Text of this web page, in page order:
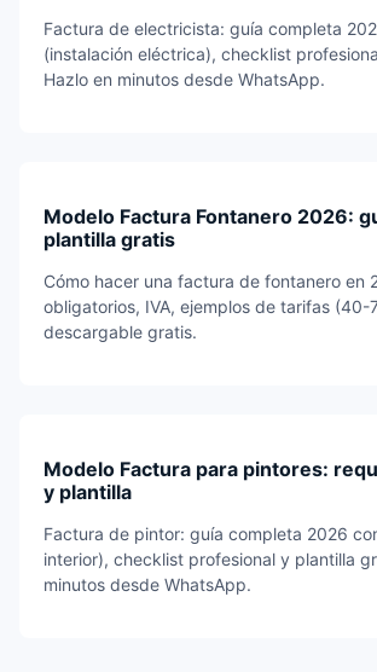
Factura de electricista: guía completa
(instalación eléctrica), checklist
Hazlo en minutos desde WhatsApp.
Modelo Factura Fontanero 2026:
plantilla gratis
Cómo hacer una factura de fontanero en
obligatorios, IVA, ejemplos de tarifas
descargable gratis.
Modelo Factura para pintores:
y plantilla
Factura de pintor: guía completa 2026
interior), checklist profesional y plantilla
minutos desde WhatsApp.